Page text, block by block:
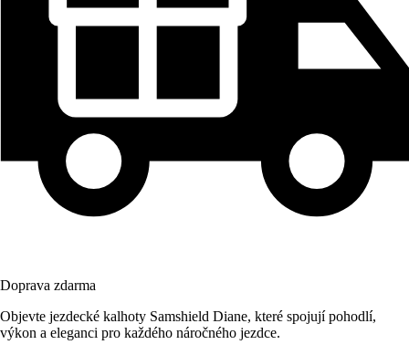
Doprava zdarma
Objevte jezdecké kalhoty Samshield Diane, které spojují pohodlí,
výkon a eleganci pro každého náročného jezdce.